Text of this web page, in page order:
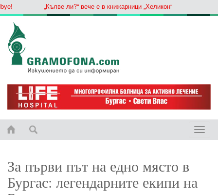
„Кълве ли?“ вече е в книжарници „Хеликон“
Toggle
За първи път на едно място в
Бургас: легендарните екипи на